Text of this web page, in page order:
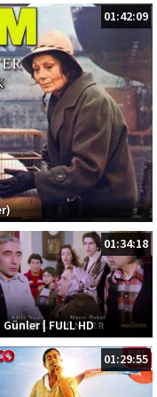
01:42:09
01:34:18
| FULL HD
01:29:55